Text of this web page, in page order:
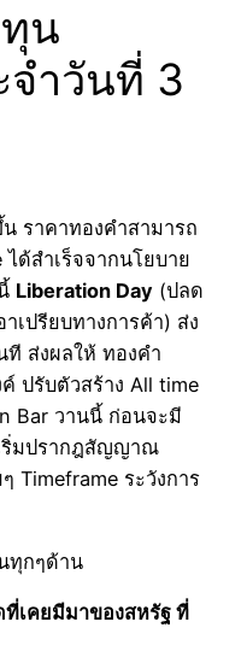
น
จำวันที่ 3
ราคาทองคำสามารถ
ด้สำเร็จจากนโยบาย
Liberation Day (ปลด
เปรียบทางการค้า) ส่ง
ที ส่งผลให้ ทองคำ
ปรับตัวสร้าง All time
Bar วานนี้ ก่อนจะมี
ริ่มปรากฎสัญญาณ
Timeframe ระวังการ
ทุกๆด้าน
เคยมีมาของสหรัฐ ที่